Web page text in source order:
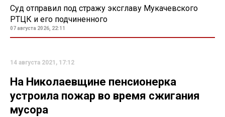
Суд отправил под стражу эксглаву Мукачевского
РТЦК и его подчиненного
07 августа 2026, 22:11
14 августа 2021, 17:12
На Николаевщине пенсионерка
устроила пожар во время сжигания
мусора